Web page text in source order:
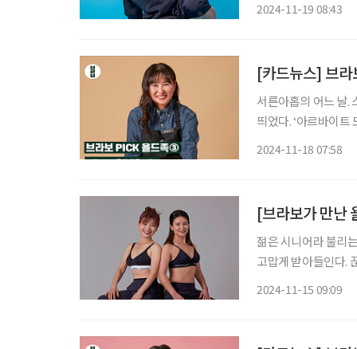
2024-11-19 08:43
[카드뉴스] 브
서른아홉의 어느 날.
띄었다. ‘아르바이트
2024-11-18 07:58
[브라보가 만난
젊은 시니어라 불리
고맙게 받아들인다.
2024-11-15 09:09